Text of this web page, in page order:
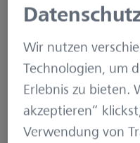
Wir nutzen
Technologien, um
Erlebnis zu bieten.
akzeptieren“
Verwendung von